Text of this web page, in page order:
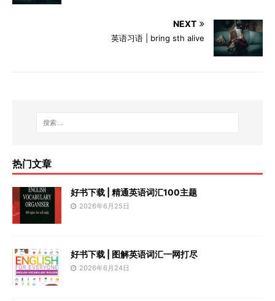
NEXT
英语习语 | bring sth alive
热门文章
好书下载 | 精通英语词汇100主题
2026年6月25日
好书下载 | 图解英语词汇一网打尽
2026年6月24日